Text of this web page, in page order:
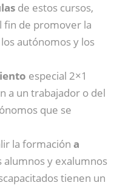
de estos cursos,
fin de promover la
autónomos y los
especial 2×1
a un trabajador o del
que se
la formación a
alumnos y exalumnos
tienen un